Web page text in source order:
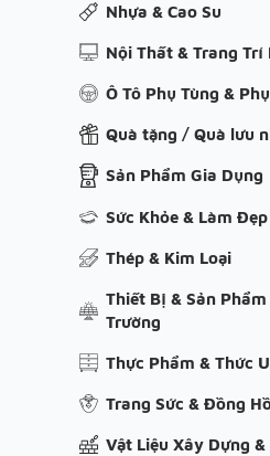
Nhựa & Cao Su
Nội Thất & Trang Trí
Ô Tô Phụ Tùng &
Quà tặng / Quà lưu
Sản Phẩm Gia Dụng
Sức Khỏe & Làm Đẹp
Thép & Kim Loại
Thiết Bị & Sản
Trường
Thực Phẩm & Thức
Trang Sức & Đồng
Vật Liệu Xây Dựng